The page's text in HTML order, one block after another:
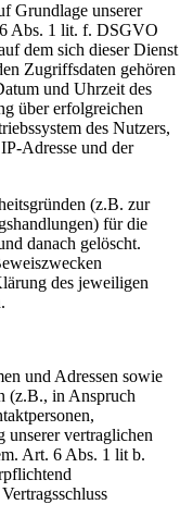
Grundlage unserer
Abs. 1 lit. f. DSGVO
dem sich dieser Dienst
Zugriffsdaten gehören
und Uhrzeit des
über erfolgreichen
des Nutzers,
Adresse und der
(z.B. zur
für die
danach gelöscht.
des jeweiligen
und Adressen sowie
(z.B., in Anspruch
vertraglichen
Art. 6 Abs. 1 lit b.